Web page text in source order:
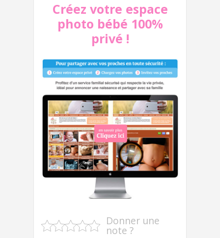
Créez votre espace
photo bébé 100%
privé !
Donner une
note ?